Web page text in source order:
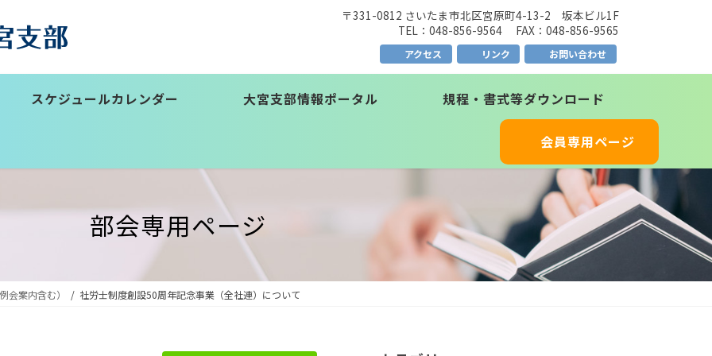
〒331-0812 さいたま市北区宮原町4-13-2 坂本ビル1F
TEL：048-856-9564 FAX：048-856-9565
アクセス リンク お問い合わせ
スケジュールカレンダー 大宮支部情報ポータル 規程・書式等ダウンロード
会員専用ページ
部会専用ページ
会案内含む） 社労士制度創設50周年記念事業（全社連）について